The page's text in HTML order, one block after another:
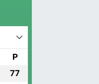
P
77